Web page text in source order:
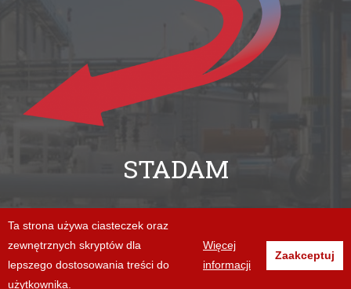
Ta strona używa ciasteczek oraz
zewnętrznych skryptów dla
lepszego dostosowania treści do
użytkownika.
Więcej
informacji
Zaakceptuj
STADAM
+48 94 312 06 86
biuro@stadam.pl